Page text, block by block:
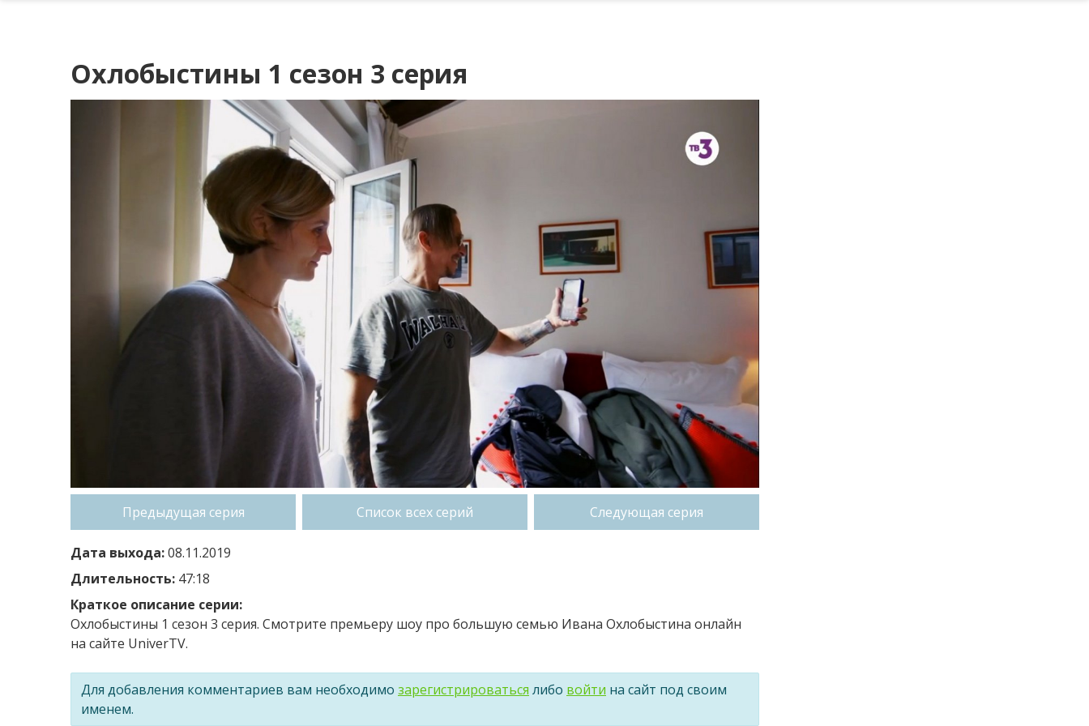
Охлобыстины 1 сезон 3 серия
Предыдущая серия Список всех серий Следующая серия
Дата выхода:08.11.2019
Длительность: 47:18
Краткое описание серии:
Охлобыстины 1 сезон 3 серия. Смотрите премьеру шоу про большую семью Ивана Охлобыстина онлайн
на сайте UniverTV.
Для добавления комментариев вам необходимо зарегистрироваться либо войти на сайт под своим
именем.